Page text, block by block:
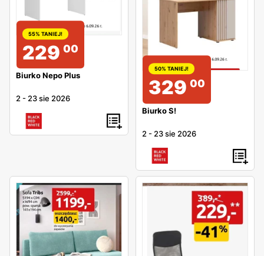
55% TANIEJ!
229 00
Biurko Nepo Plus
2 - 23 sie 2026
50% TANIEJ!
329 00
Biurko S!
2 - 23 sie 2026